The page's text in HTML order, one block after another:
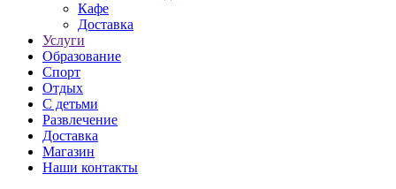
Кафе
Доставка
Услуги
Образование
Спорт
Отдых
С детьми
Развлечение
Доставка
Магазин
Наши контакты